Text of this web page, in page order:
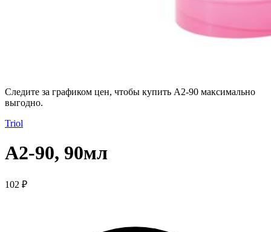
Следите за графиком цен, чтобы купить A2-90 максимально
выгодно.
Triol
A2-90, 90мл
102 ₽